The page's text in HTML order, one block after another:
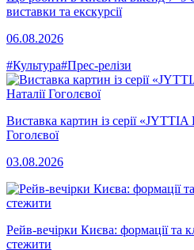
виставки та екскурсії
06.08.2026
#Культура#Прес-релізи
Виставка картин із серії
Гоголєвої
03.08.2026
Рейв-вечірки Києва: формації та
стежити